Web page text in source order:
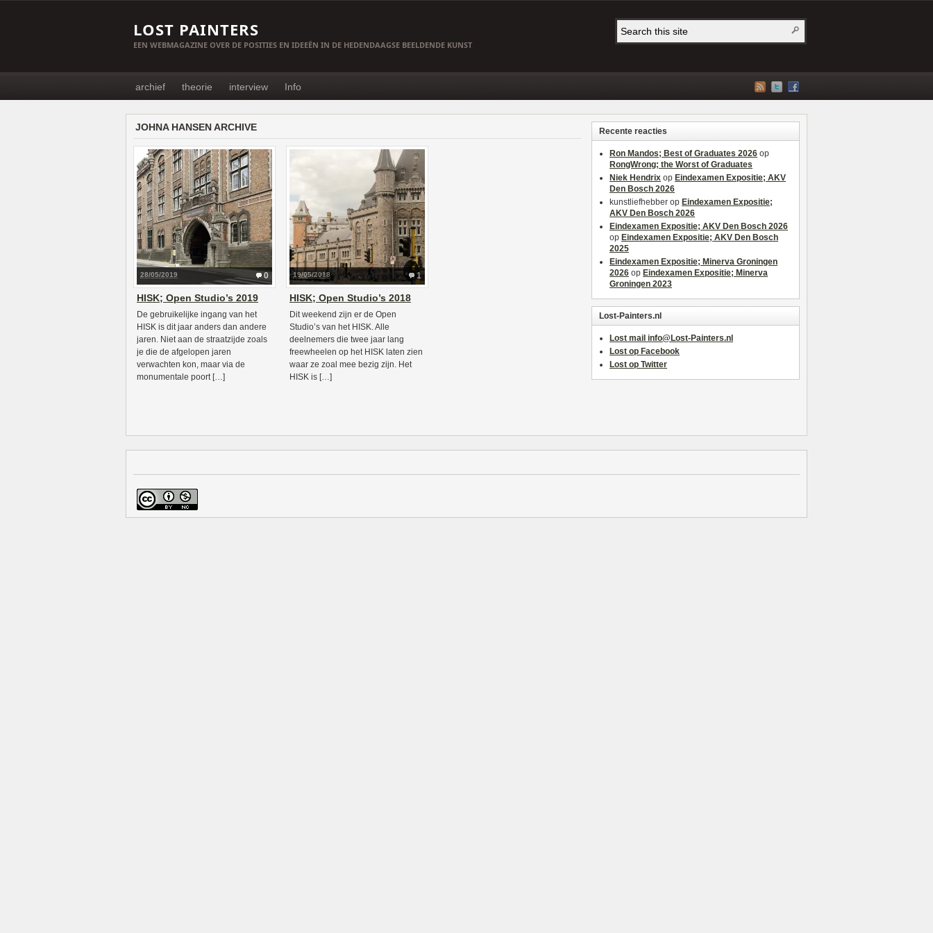
LOST PAINTERS
EEN WEBMAGAZINE OVER DE POSITIES EN IDEEËN IN DE HEDENDAAGSE BEELDENDE KUNST
archief theorie interview Info
JOHNA HANSEN ARCHIVE
0
28/05/2019
HISK; Open Studio’s 2019
De gebruikelijke ingang van het
HISK is dit jaar anders dan andere
jaren. Niet aan de straatzijde zoals
je die de afgelopen jaren
verwachten kon, maar via de
monumentale poort […]
1
19/05/2018
HISK; Open Studio’s 2018
Dit weekend zijn er de Open
Studio’s van het HISK. Alle
deelnemers die twee jaar lang
freewheelen op het HISK laten zien
waar ze zoal mee bezig zijn. Het
HISK is […]
Recente reacties
Ron Mandos; Best of Graduates 2026 op
RongWrong; the Worst of Graduates
Niek Hendrix op Eindexamen Expositie; AKV
Den Bosch 2026
kunstliefhebber op Eindexamen Expositie;
AKV Den Bosch 2026
Eindexamen Expositie; AKV Den Bosch 2026
op Eindexamen Expositie; AKV Den Bosch
2025
Eindexamen Expositie; Minerva Groningen
2026 op Eindexamen Expositie; Minerva
Groningen 2023
Lost-Painters.nl
Lost mail info@Lost-Painters.nl
Lost op Facebook
Lost op Twitter